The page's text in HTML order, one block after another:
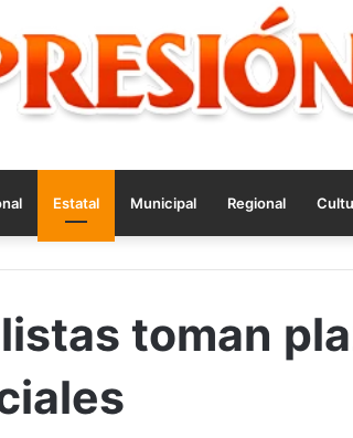
Estatal Municipal Regional
toman